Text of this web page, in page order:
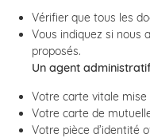
Vérifier que tous les
Vous indiquez si nous
proposés.
Un agent
Votre carte vitale mise
Votre carte de
Votre pièce d’identité